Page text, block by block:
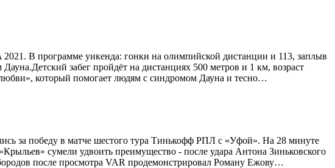
В программе уикенда: гонки на олимпийской дистанции и 113, заплыв
забег пройдёт на дистанциях 500 метров и 1 км, возраст
который помогает людям с синдромом Дауна и тесно…
за победу в матче шестого тура Тинькофф РПЛ с «Уфой». На 28 минуте
сумели удвоить преимущество - после удара Антона Зиньковского
после просмотра VAR продемонстрировал Роману Ежову…